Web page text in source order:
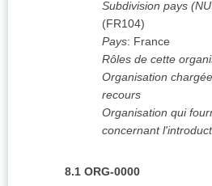
Subdivision pays
(FR104)
Pays: France
Rôles de cette
Organisation
recours
Organisation qui
concernant
8.1 ORG-0000